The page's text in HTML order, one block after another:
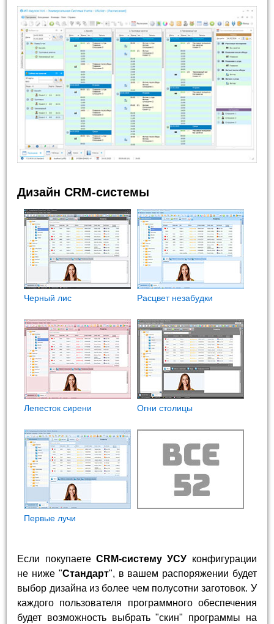
Дизайн CRM-системы
Черный лис Расцвет незабудки
Лепесток сирени Огни столицы
Первые лучи
Если покупаете CRM-систему УСУ конфигурации
не ниже "Стандарт", в вашем распоряжении будет
выбор дизайна из более чем полусотни заготовок. У
каждого пользователя программного обеспечения
будет возможность выбрать "скин" программы на